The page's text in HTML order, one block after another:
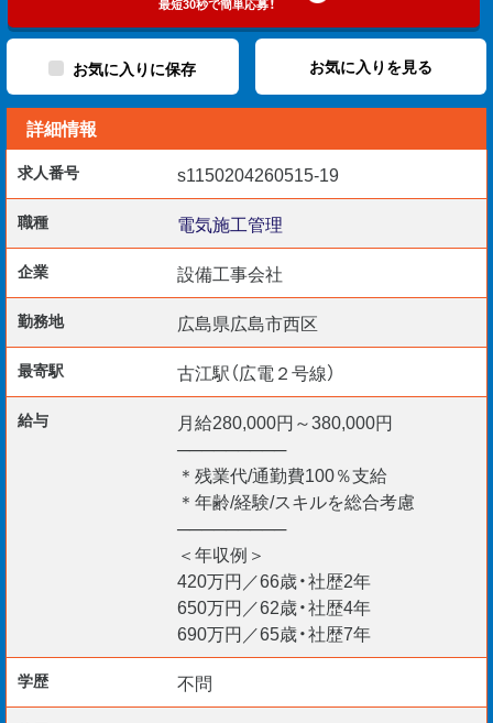
■ 勤務地
広島県広島市西区古江上
事務所は現場内にプレハブ設置、現場直行直帰です。
■ 仕事のやりがい
大きな現場に関わりながら、管理業務に集中できる体制で
す。
■ こんな方におすすめ
・電気の調査や回路チェックの経験がある方
・じっくりと長期プロジェクトに携わりたい方
・ベテランとして現場を支えたい方
「家族と夕食を囲む時間が増え、生活にゆとりができまし
「管理業務に集中でき、効率よく働けます。大規模案件に関
われるのも魅力です。」
これまでの経験を、無理のない働き方で活かしませんか。
現場で頼られる施工管理として、まずはお気軽にご応募く
ださい。
最短30秒で簡単応募！
お気に入りに保存 お気に入りを見る
詳細情報
求人番号 s1150204260515-19
職種 電気施工管理
企業 設備工事会社
勤務地 広島県広島市西区
最寄駅 古江駅（広電２号線）
給与
月給280,000円～380,000円
─────────
＊残業代/通勤費100％支給
＊年齢/経験/スキルを総合考慮
─────────
＜年収例＞
420万円／66歳・社歴2年
650万円／62歳・社歴4年
690万円／65歳・社歴7年
学歴 不問